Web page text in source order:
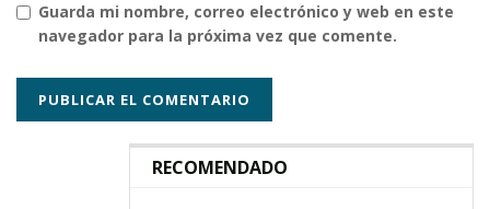
Guarda mi nombre, correo electrónico y web en este
navegador para la próxima vez que comente.
RECOMENDADO